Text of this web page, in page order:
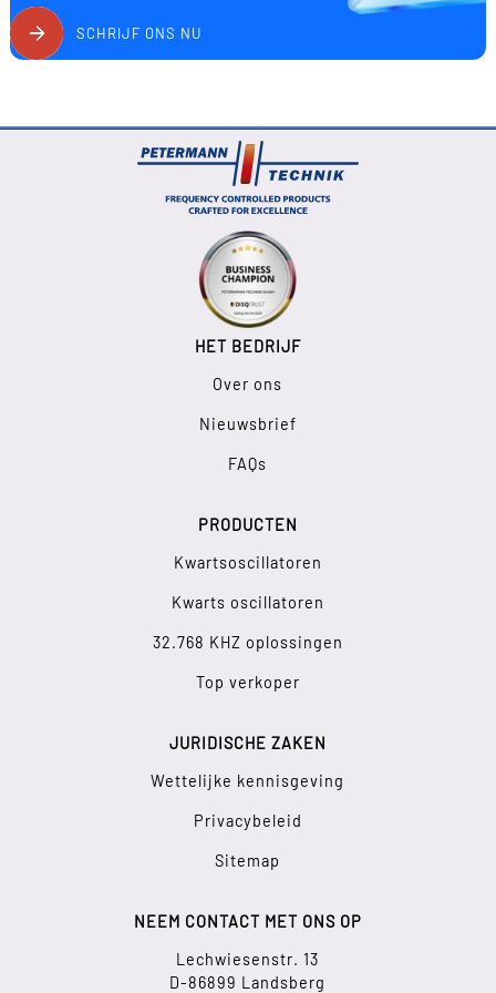
SCHRIJF ONS NU
HET BEDRIJF
Over ons
Nieuwsbrief
FAQs
PRODUCTEN
Kwartsoscillatoren
Kwarts oscillatoren
32.768 KHZ oplossingen
Top verkoper
JURIDISCHE ZAKEN
Wettelijke kennisgeving
Privacybeleid
Sitemap
NEEM CONTACT MET ONS OP
Lechwiesenstr. 13
D-86899 Landsberg